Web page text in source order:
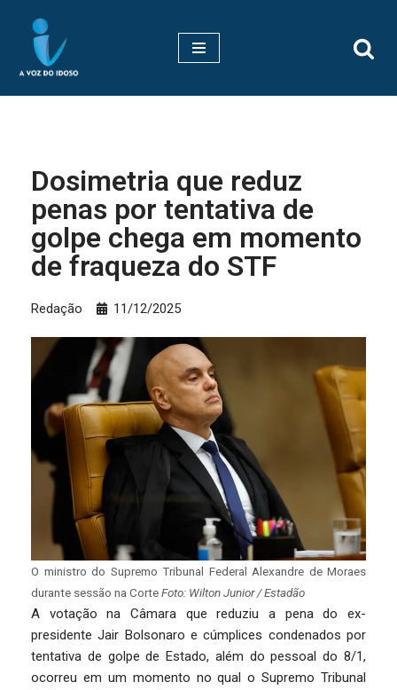
Pular
para
Dosimetria que reduz
penas por tentativa de
golpe chega em momento
de fraqueza do STF
Redação 11/12/2025
O ministro do Supremo Tribunal Federal Alexandre de Moraes
durante sessão na CorteFoto: Wilton Junior / Estadão
A votação na Câmara que reduziu a pena do ex-
presidente Jair Bolsonaro e cúmplices condenados por
tentativa de golpe de Estado, além do pessoal do 8/1,
ocorreu em um momento no qual o Supremo Tribunal